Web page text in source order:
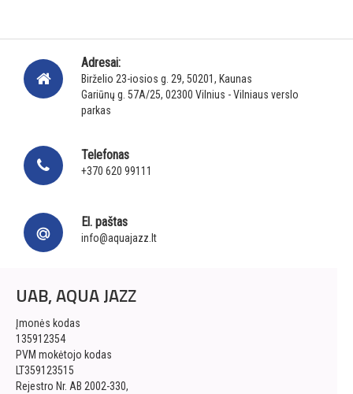
Adresai:
Birželio 23-iosios g. 29, 50201, Kaunas
Gariūnų g. 57A/25, 02300 Vilnius - Vilniaus verslo
parkas
Telefonas
+370 620 99111
El. paštas
info@aquajazz.lt
UAB, AQUA JAZZ
Įmonės kodas
135912354
PVM mokėtojo kodas
LT359123515
Rejestro Nr. AB 2002-330,